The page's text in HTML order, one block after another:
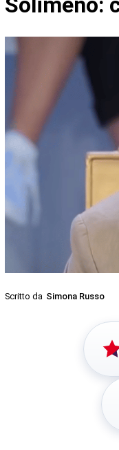
Scritto da Simona Russo